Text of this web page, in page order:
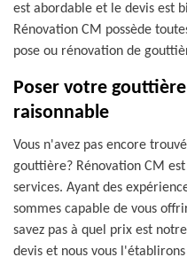
est abordable et le devis est
Rénovation CM possède
pose ou rénovation de
Poser votre
raisonnable
Vous n'avez pas encore
gouttière? Rénovation CM
services. Ayant des
sommes capable de vous
savez pas à quel prix est
devis et nous vous